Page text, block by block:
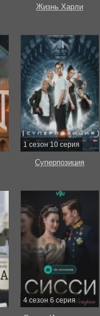
Жизнь Харли
1 сезон 10 серия
Суперпозиция
4 сезон 6 серия